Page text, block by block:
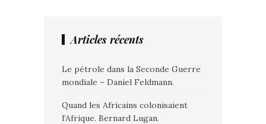
Articles récents
Le pétrole dans la Seconde Guerre
mondiale – Daniel Feldmann.
Quand les Africains colonisaient
l’Afrique. Bernard Lugan.